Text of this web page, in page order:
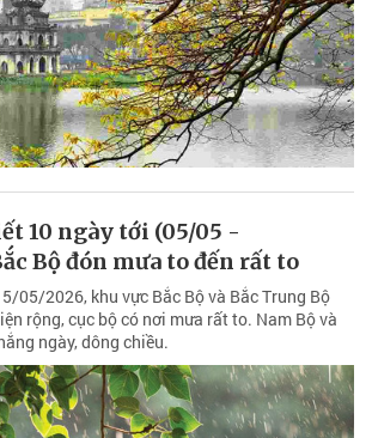
10 ngày tới (05/05 -
Bộ đón mưa to đến rất to
05/2026, khu vực Bắc Bộ và Bắc Trung Bộ
rộng, cục bộ có nơi mưa rất to. Nam Bộ và
ngày, dông chiều.